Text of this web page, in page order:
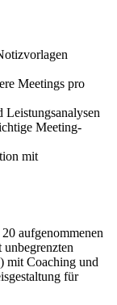
Meetings pro
Leistungsanalysen
Meeting-
mit
aufgenommenen
mit Coaching und
für